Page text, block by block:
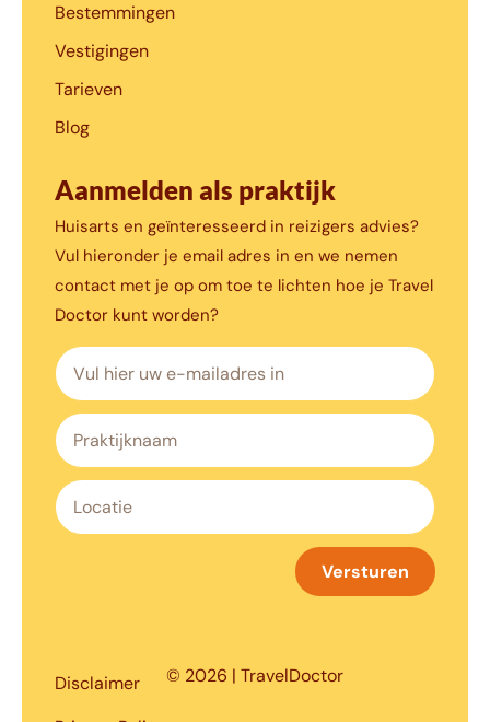
Bestemmingen
Vestigingen
Tarieven
Blog
Aanmelden als praktijk
Huisarts en geïnteresseerd in reizigers advies?
Vul hieronder je email adres in en we nemen
contact met je op om toe te lichten hoe je Travel
Doctor kunt worden?
Versturen
Disclaimer
© 2026 | TravelDoctor